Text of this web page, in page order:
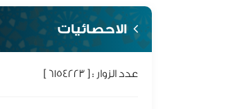
الاحصائيات
عدد الزوار : [ 6154223 ]